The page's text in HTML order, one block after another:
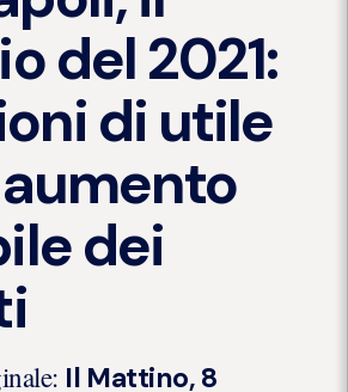
del 2021:
di utile
dei
Il Mattino, 8